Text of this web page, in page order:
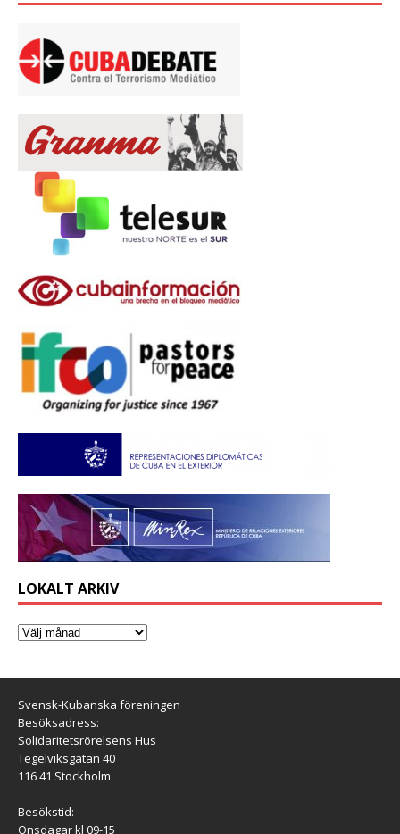
LOKALT ARKIV
Svensk-Kubanska föreningen
Besöksadress:
Solidaritetsrörelsens Hus
Tegelviksgatan 40
116 41 Stockholm
Besökstid:
Onsdagar kl 09-15